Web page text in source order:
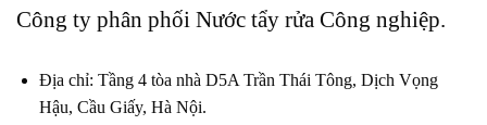
Công ty phân phối Nước tẩy rửa Công nghiệp.
Địa chỉ: Tầng 4 tòa nhà D5A Trần Thái Tông, Dịch Vọng
Hậu, Cầu Giấy, Hà Nội.